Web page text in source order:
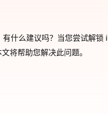
什么建议吗？当您尝试解锁
将帮助您解决此问题。